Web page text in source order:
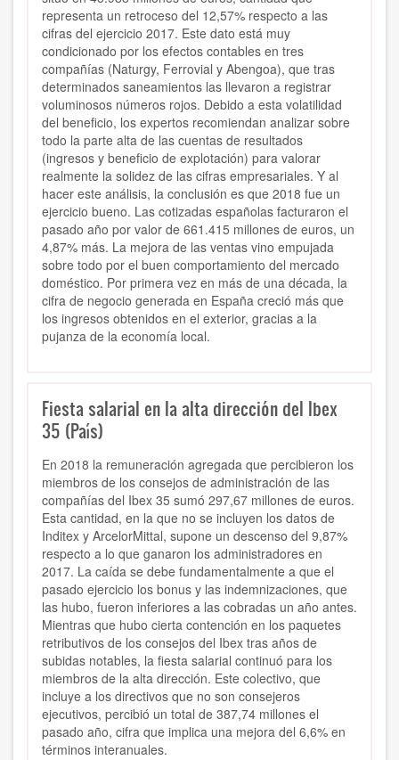
representa un retroceso del 12,57% respecto a las
cifras del ejercicio 2017. Este dato está muy
condicionado por los efectos contables en tres
compañías (Naturgy, Ferrovial y Abengoa), que tras
determinados saneamientos las llevaron a registrar
voluminosos números rojos. Debido a esta volatilidad
del beneficio, los expertos recomiendan analizar sobre
todo la parte alta de las cuentas de resultados
(ingresos y beneficio de explotación) para valorar
realmente la solidez de las cifras empresariales. Y al
hacer este análisis, la conclusión es que 2018 fue un
ejercicio bueno. Las cotizadas españolas facturaron el
pasado año por valor de 661.415 millones de euros, un
4,87% más. La mejora de las ventas vino empujada
sobre todo por el buen comportamiento del mercado
doméstico. Por primera vez en más de una década, la
cifra de negocio generada en España creció más que
los ingresos obtenidos en el exterior, gracias a la
pujanza de la economía local.
Fiesta salarial en la alta dirección del Ibex
35 (País)
En 2018 la remuneración agregada que percibieron los
miembros de los consejos de administración de las
compañías del Ibex 35 sumó 297,67 millones de euros.
Esta cantidad, en la que no se incluyen los datos de
Inditex y ArcelorMittal, supone un descenso del 9,87%
respecto a lo que ganaron los administradores en
2017. La caída se debe fundamentalmente a que el
pasado ejercicio los bonus y las indemnizaciones, que
las hubo, fueron inferiores a las cobradas un año antes.
Mientras que hubo cierta contención en los paquetes
retributivos de los consejos del Ibex tras años de
subidas notables, la fiesta salarial continuó para los
miembros de la alta dirección. Este colectivo, que
incluye a los directivos que no son consejeros
ejecutivos, percibió un total de 387,74 millones el
pasado año, cifra que implica una mejora del 6,6% en
términos interanuales.